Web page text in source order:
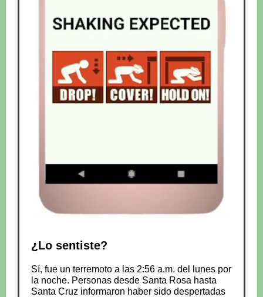
¿Lo sentiste?
Sí, fue un terremoto a las 2:56 a.m. del lunes por
la noche. Personas desde Santa Rosa hasta
Santa Cruz informaron haber sido despertadas